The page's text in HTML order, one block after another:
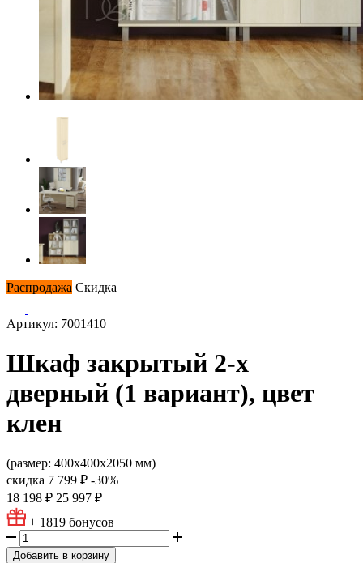
Распродажа Скидка
Артикул: 7001410
Шкаф закрытый 2-х
дверный (1 вариант), цвет
клен
(размер: 400х400х2050 мм)
скидка 7 799 ₽ -30%
18 198 ₽ 25 997 ₽
+ 1819 бонусов
Добавить в корзину